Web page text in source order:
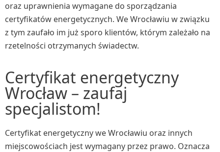
oraz uprawnienia wymagane do sporządzania
certyfikatów energetycznych. We Wrocławiu w związku
z tym zaufało im już sporo klientów, którym zależało na
rzetelności otrzymanych świadectw.
Certyfikat energetyczny
Wrocław – zaufaj
specjalistom!
Certyfikat energetyczny we Wrocławiu oraz innych
miejscowościach jest wymagany przez prawo. Oznacza